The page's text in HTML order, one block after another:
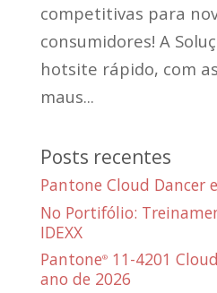
competitivas para
consumidores! A
hotsite rápido, com
maus...
Posts recentes
Pantone Cloud Dancer
No Portifólio:
IDEXX
Pantone®11-4201
ano de 2026